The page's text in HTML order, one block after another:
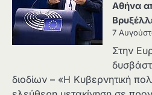
Αθήνα
7
Στην
διοδίων – «Η Κυβερνητική